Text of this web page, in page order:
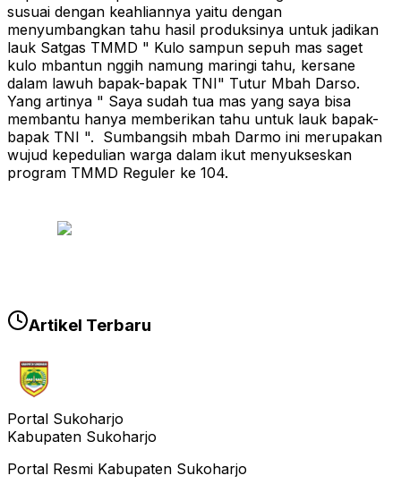
susuai dengan keahliannya yaitu dengan
menyumbangkan tahu hasil produksinya untuk jadikan
lauk Satgas TMMD " Kulo sampun sepuh mas saget
kulo mbantun nggih namung maringi tahu, kersane
dalam lawuh bapak-bapak TNI" Tutur Mbah Darso.
Yang artinya " Saya sudah tua mas yang saya bisa
membantu hanya memberikan tahu untuk lauk bapak-
bapak TNI ". Sumbangsih mbah Darmo ini merupakan
wujud kepedulian warga dalam ikut menyukseskan
program TMMD Reguler ke 104.
Artikel Terbaru
Portal Sukoharjo
Kabupaten Sukoharjo
Portal Resmi Kabupaten Sukoharjo